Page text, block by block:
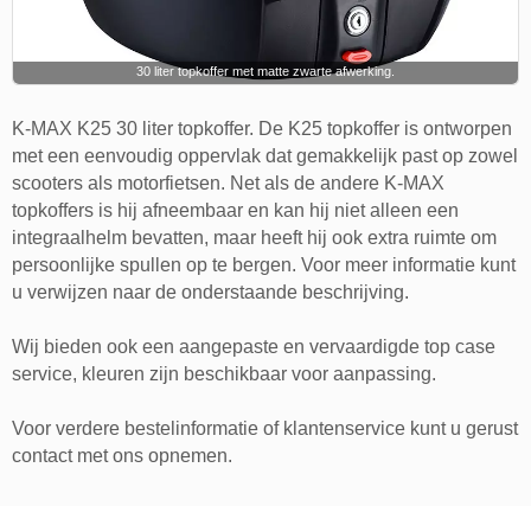
30 liter topkoffer met matte zwarte afwerking.
K-MAX K25 30 liter topkoffer. De K25 topkoffer is ontworpen
met een eenvoudig oppervlak dat gemakkelijk past op zowel
scooters als motorfietsen. Net als de andere K-MAX
topkoffers is hij afneembaar en kan hij niet alleen een
integraalhelm bevatten, maar heeft hij ook extra ruimte om
persoonlijke spullen op te bergen. Voor meer informatie kunt
u verwijzen naar de onderstaande beschrijving.
Wij bieden ook een aangepaste en vervaardigde top case
service, kleuren zijn beschikbaar voor aanpassing.
Voor verdere bestelinformatie of klantenservice kunt u gerust
contact met ons opnemen.